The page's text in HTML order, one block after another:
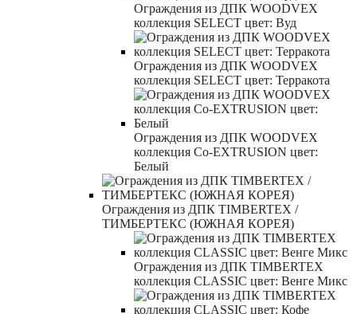
Ограждения из ДПК WOODVEX
коллекция SELECT цвет: Вуд
Ограждения из ДПК WOODVEX
коллекция SELECT цвет: Терракота
Ограждения из ДПК WOODVEX
коллекция Co-EXTRUSION цвет:
Белый
Ограждения из ДПК TIMBERTEX /
ТИМБЕРТЕКС (ЮЖНАЯ КОРЕЯ)
Ограждения из ДПК TIMBERTEX
коллекция CLASSIC цвет: Венге Микс